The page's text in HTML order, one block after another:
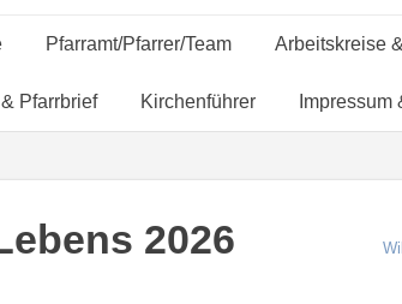
Pfarramt/Pfarrer/Team Arbeitskreise
Pfarrbrief Kirchenführer Impressum
2026